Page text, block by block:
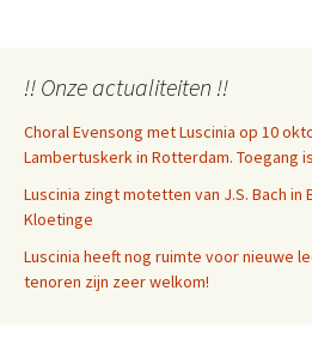
!! Onze actualiteiten !!
Choral Evensong met Luscinia op 10
Lambertuskerk in Rotterdam. Toegang
Luscinia zingt motetten van J.S. Bach in
Kloetinge
Luscinia heeft nog ruimte voor nieuwe
tenoren zijn zeer welkom!